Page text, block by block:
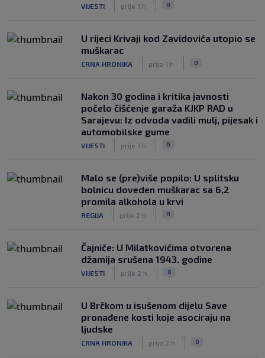
VIJESTI prije 1 h 0
U rijeci Krivaji kod Zavidovića utopio se
muškarac
CRNA HRONIKA prije 1 h 0
Nakon 30 godina i kritika javnosti
počelo čišćenje garaža KJKP RAD u
Sarajevu: Iz odvoda vadili mulj, pijesak i
automobilske gume
VIJESTI prije 1 h 0
Malo se (pre)više popilo: U splitsku
bolnicu doveden muškarac sa 6,2
promila alkohola u krvi
REGIJA prije 2 h 0
Čajniče: U Milatkovićima otvorena
džamija srušena 1943. godine
VIJESTI prije 2 h 0
U Brčkom u isušenom dijelu Save
pronađene kosti koje asociraju na
ljudske
CRNA HRONIKA prije 2 h 0